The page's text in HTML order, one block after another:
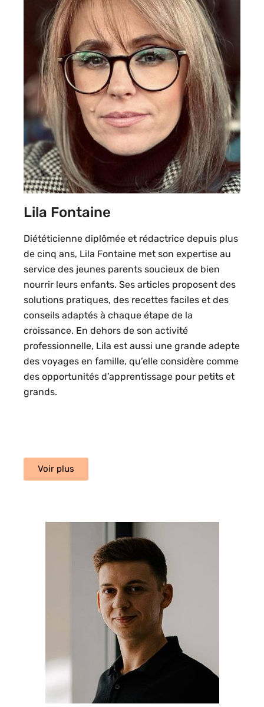
Lila Fontaine
Diététicienne diplômée et rédactrice depuis plus
de cinq ans, Lila Fontaine met son expertise au
service des jeunes parents soucieux de bien
nourrir leurs enfants. Ses articles proposent des
solutions pratiques, des recettes faciles et des
conseils adaptés à chaque étape de la
croissance. En dehors de son activité
professionnelle, Lila est aussi une grande adepte
des voyages en famille, qu’elle considère comme
des opportunités d’apprentissage pour petits et
grands.
Voir plus